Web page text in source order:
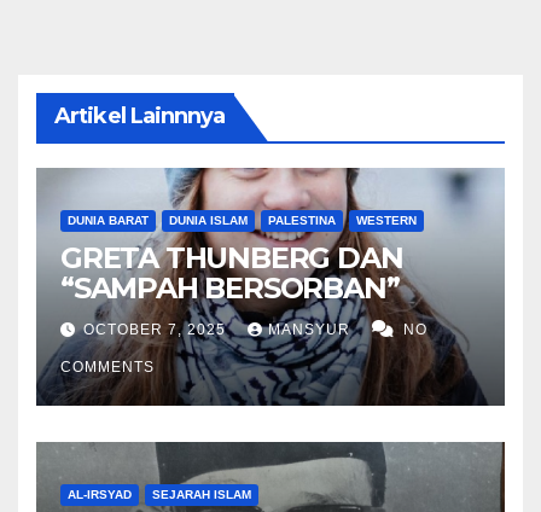
Artikel Lainnnya
DUNIA BARAT DUNIA ISLAM PALESTINA WESTERN
GRETA THUNBERG DAN
“SAMPAH BERSORBAN”
OCTOBER 7, 2025 MANSYUR NO
COMMENTS
AL-IRSYAD SEJARAH ISLAM